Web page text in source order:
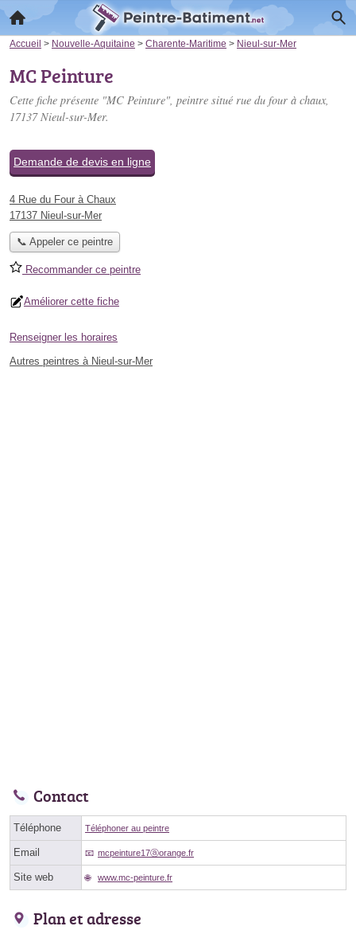
Accueil > Nouvelle-Aquitaine > Charente-Maritime > Nieul-sur-Mer
MC Peinture
Cette fiche présente "MC Peinture", peintre situé rue du four à chaux,
17137 Nieul-sur-Mer.
Demande de devis en ligne
4 Rue du Four à Chaux
17137 Nieul-sur-Mer
📞 Appeler ce peintre
Recommander ce peintre
Améliorer cette fiche
Renseigner les horaires
Autres peintres à Nieul-sur-Mer
Contact
Téléphone Téléphoner au peintre
Email mcpeinture17ⓐorange.fr
Site web www.mc-peinture.fr
Plan et adresse